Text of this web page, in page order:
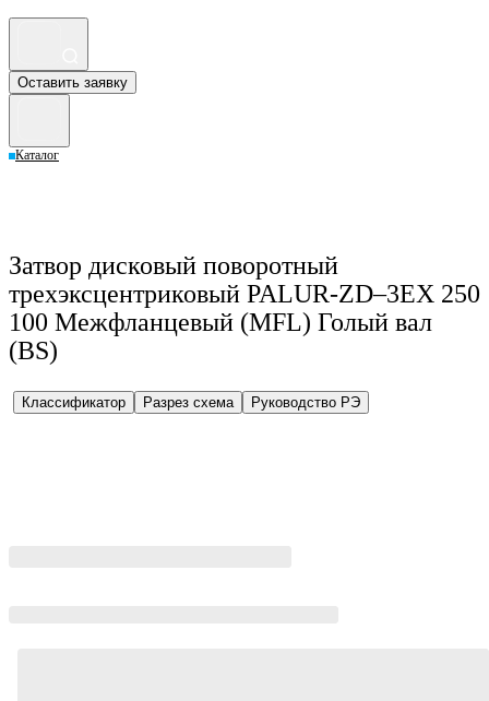
Оставить заявку
Каталог
Затвор дисковый поворотный
трехэксцентриковый PALUR-ZD–3EX 250
100 Межфланцевый (MFL) Голый вал
(BS)
Классификатор Разрез схема Руководство РЭ